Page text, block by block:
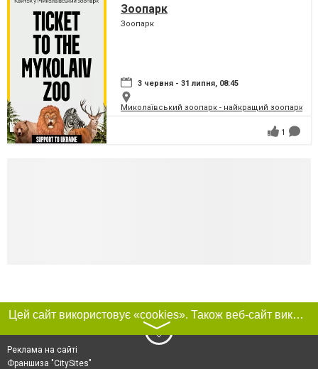
Зоопарк
Зоопарк
3 червня - 31 липня, 08:45
Миколаївський зоопарк - найкращий зоопарк
1
Цей сайт використовує «cookies». Також веб-сайт використовує інтернет-сервіс для збору технічних даних стосовно відвідувачів з метою отримання маркетингової та статистичної інформації. Умови обробки даних відвідувачів сайту див.
〉
Реклама на сайті
Франшиза "CitySites"